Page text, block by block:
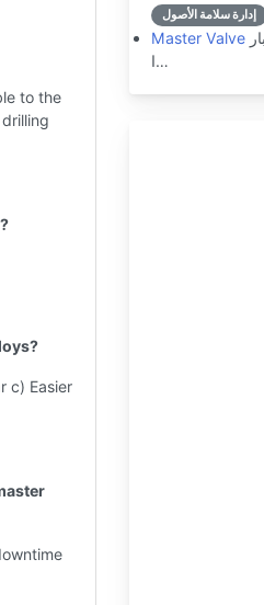
to the
c) Easier
إدارة سلامة الأصول
Master Valve
ا…